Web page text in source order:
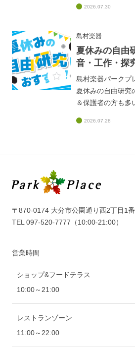
トアからもご注文
https://
cle/product/
も出来ますので、
2026.07.30
島村楽器
夏休みの自由
音・工作・探
6選♪
島村楽器パークプ
夏休みの自由研究
＆保護者の方も多
または島村楽器オ
いね♪
2026.07.28
〒870-0174 大分市公園通り西2丁目1番
TEL 097-520-7777 （10:00-21:00）
営業時間
ショップ&フードテラス
10:00～21:00
レストランゾーン
11:00～22:00